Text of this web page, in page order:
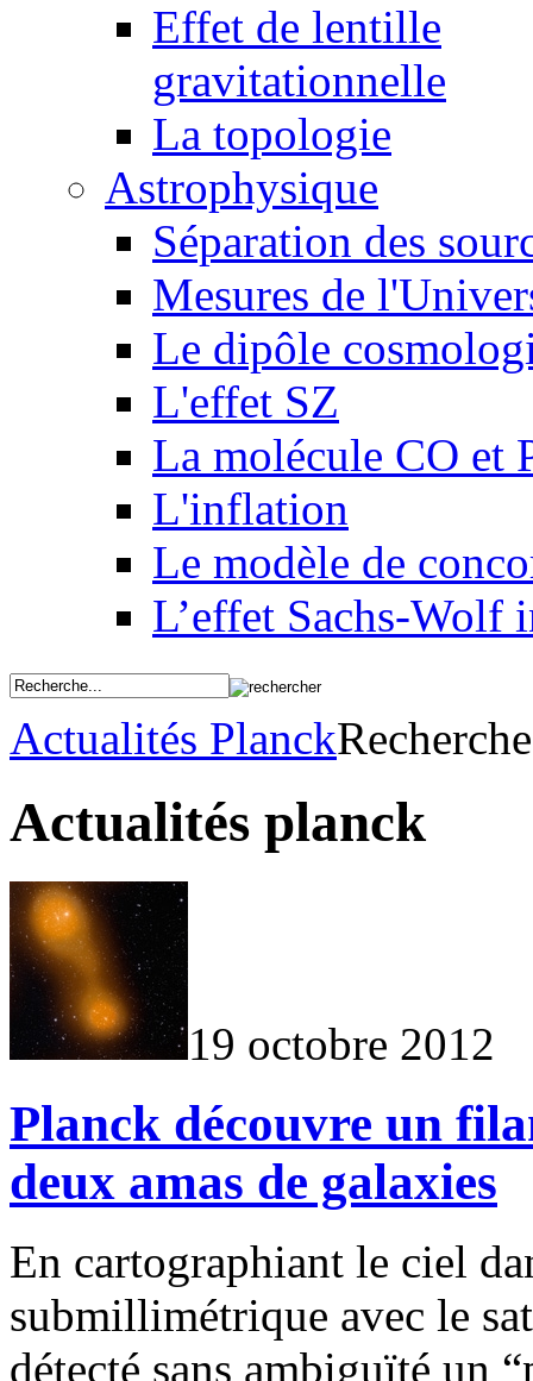
Effet de lentille
gravitationnelle
La topologie
Astrophysique
Séparation des
Mesures de
Le dipôle
L'effet SZ
La molécule CO et
L'inflation
Le modèle de
L’effet Sachs-Wolf
Actualités PlanckRecherche
Actualités planck
19 octobre 2012
Planck découvre un
deux amas de galaxies
En cartographiant le ciel
submillimétrique avec le
détecté sans ambiguïté un